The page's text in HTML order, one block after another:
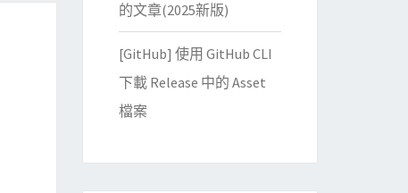
的文章(2025新版)
[GitHub] 使用 GitHub CLI
下載 Release 中的 Asset
檔案